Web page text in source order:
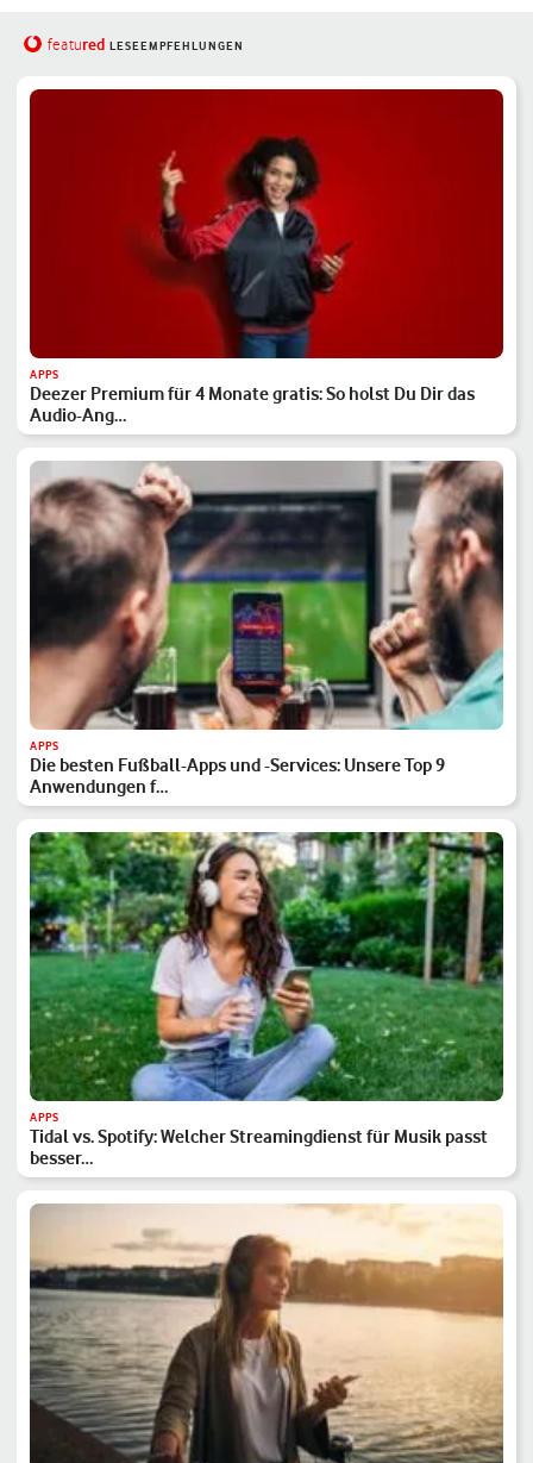
featured LESEEMPFEHLUNGEN
APPS
Deezer Premium für 4 Monate gratis: So holst Du Dir das
Audio-Ang…
APPS
Die besten Fußball-Apps und -Services: Unsere Top 9
Anwendungen f…
APPS
Tidal vs. Spotify: Welcher Streamingdienst für Musik passt
besser…